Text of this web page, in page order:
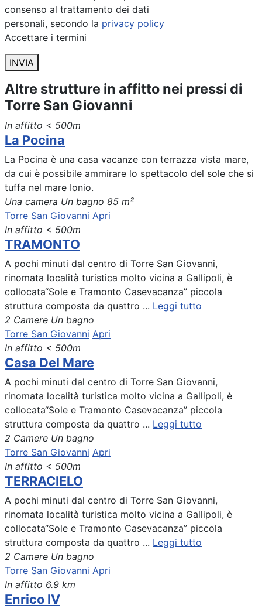
consenso al trattamento dei dati
personali, secondo la privacy policy
Accettare i termini
INVIA
Altre strutture in affitto nei pressi di
Torre San Giovanni
In affitto < 500m
La Pocina
La Pocina è una casa vacanze con terrazza vista mare,
da cui è possibile ammirare lo spettacolo del sole che si
tuffa nel mare Ionio.
Una camera Un bagno 85 m²
Torre San Giovanni Apri
In affitto < 500m
TRAMONTO
A pochi minuti dal centro di Torre San Giovanni,
rinomata località turistica molto vicina a Gallipoli, è
collocata“Sole e Tramonto Casevacanza” piccola
struttura composta da quattro ... Leggi tutto
2 Camere Un bagno
Torre San Giovanni Apri
In affitto < 500m
Casa Del Mare
A pochi minuti dal centro di Torre San Giovanni,
rinomata località turistica molto vicina a Gallipoli, è
collocata“Sole e Tramonto Casevacanza” piccola
struttura composta da quattro ... Leggi tutto
2 Camere Un bagno
Torre San Giovanni Apri
In affitto < 500m
TERRACIELO
A pochi minuti dal centro di Torre San Giovanni,
rinomata località turistica molto vicina a Gallipoli, è
collocata“Sole e Tramonto Casevacanza” piccola
struttura composta da quattro ... Leggi tutto
2 Camere Un bagno
Torre San Giovanni Apri
In affitto 6.9 km
Enrico IV